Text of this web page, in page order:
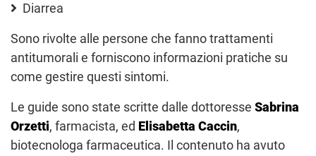
Diarrea
Sono rivolte alle persone che fanno trattamenti
antitumorali e forniscono informazioni pratiche su
come gestire questi sintomi.
Le guide sono state scritte dalle dottoresse Sabrina
Orzetti, farmacista, ed Elisabetta Caccin,
biotecnologa farmaceutica. Il contenuto ha avuto